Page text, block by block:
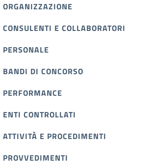
ORGANIZZAZIONE
CONSULENTI E COLLABORATORI
PERSONALE
BANDI DI CONCORSO
PERFORMANCE
ENTI CONTROLLATI
ATTIVITÀ E PROCEDIMENTI
PROVVEDIMENTI